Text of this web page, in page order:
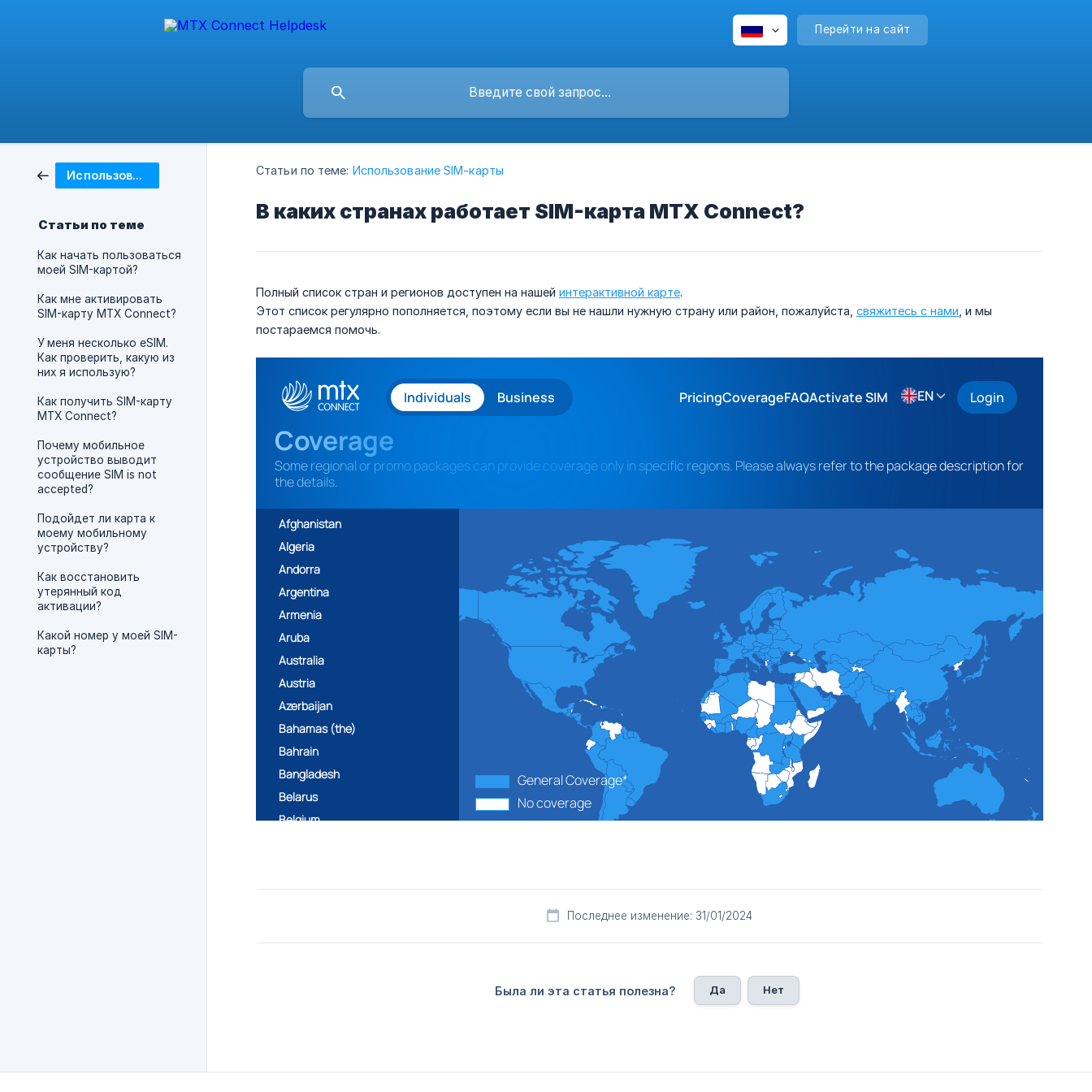
Перейти на сайт
Использование SIM-карты
Статьи по теме
Как начать пользоваться
моей SIM-картой?
Как мне активировать
SIM-карту MTX Connect?
У меня несколько eSIM.
Как проверить, какую из
них я использую?
Как получить SIM-карту
MTX Connect?
Почему мобильное
устройство выводит
сообщение SIM is not
accepted?
Подойдет ли карта к
моему мобильному
устройству?
Как восстановить
утерянный код
активации?
Какой номер у моей SIM-
карты?
Статьи по теме: Использование SIM-карты
В каких странах работает SIM-карта MTX Connect?
Полный список стран и регионов доступен на нашей интерактивной карте.
Этот список регулярно пополняется, поэтому если вы не нашли нужную страну или район, пожалуйста, свяжитесь с нами , и мы
постараемся помочь.
Последнее изменение: 31/01/2024
Была ли эта статья полезна? Да Нет